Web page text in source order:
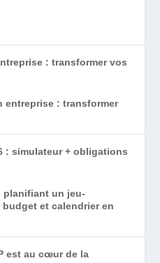
: transformer vos
: simulateur + obligations
est au cœur de la